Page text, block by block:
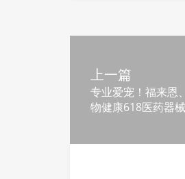
上一篇
专业爱宠！福来恩
物健康618医药器